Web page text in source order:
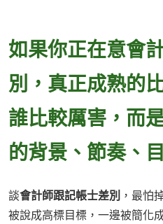
如果你正在意會
別，真正成熟的
誰比較厲害，而
的背景、節奏、
談會計師跟記帳士差別 ，最怕
被說成高標目標，一邊被簡化